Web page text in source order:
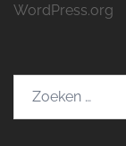
WordPress.org